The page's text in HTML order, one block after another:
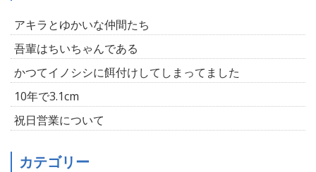
アキラとゆかいな仲間たち
吾輩はちいちゃんである
かつてイノシシに餌付けしてしまってました
10年で3.1cm
祝日営業について
カテゴリー